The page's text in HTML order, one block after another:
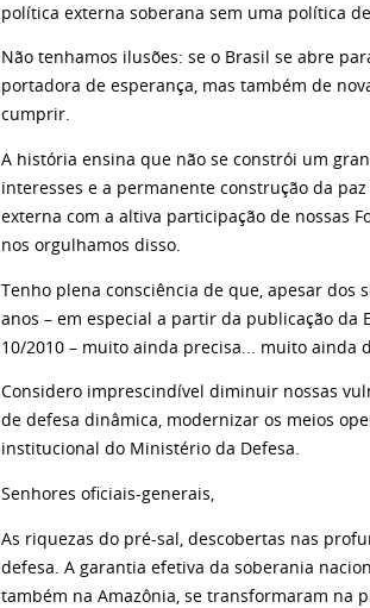
política externa soberana sem uma política
Não tenhamos ilusões: se o Brasil se abre
portadora de esperança, mas também de
cumprir.
A história ensina que não se constrói um
interesses e a permanente construção da
externa com a altiva participação de nossas
nos orgulhamos disso.
Tenho plena consciência de que, apesar dos
anos – em especial a partir da publicação da
10/2010 – muito ainda precisa... muito ainda
Considero imprescindível diminuir nossas
de defesa dinâmica, modernizar os meios
institucional do Ministério da Defesa.
Senhores oficiais-generais,
As riquezas do pré-sal, descobertas nas
defesa. A garantia efetiva da soberania
também na Amazônia, se transformaram na